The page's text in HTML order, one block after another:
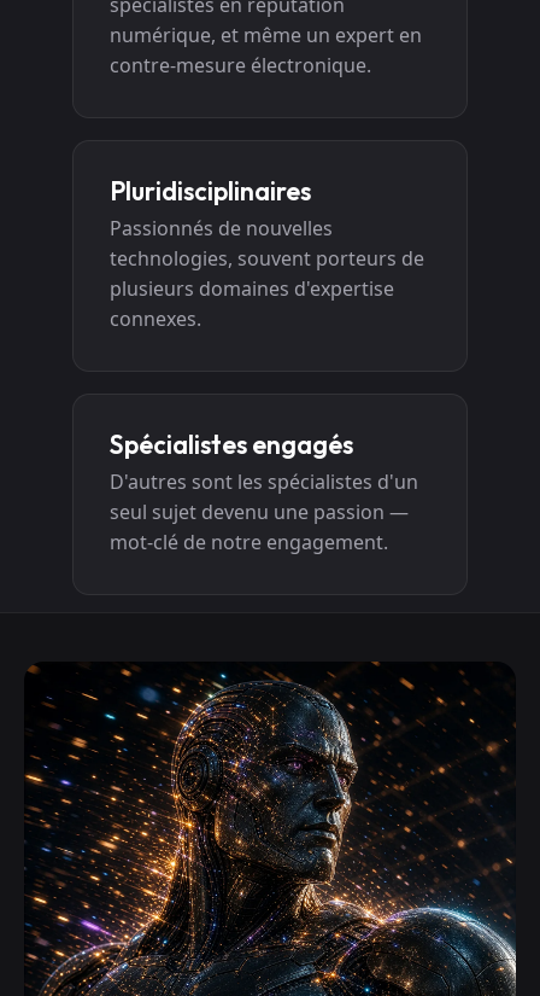
numérique, et même un expert en
contre-mesure électronique.
Pluridisciplinaires
Passionnés de nouvelles
technologies, souvent porteurs de
plusieurs domaines d'expertise
connexes.
Spécialistes engagés
D'autres sont les spécialistes d'un
seul sujet devenu une passion —
mot-clé de notre engagement.